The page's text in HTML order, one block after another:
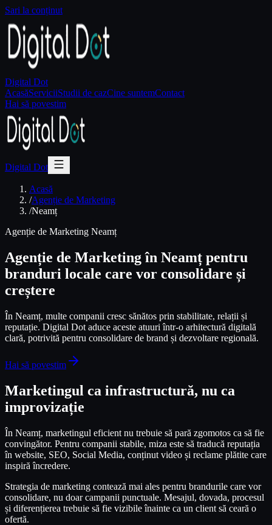
Sari la conținut
Digital Dot
AcasăServiciiStudii de cazCine suntemContact
Hai să povestim
Digital Dot
Acasă
/Agenție de Marketing
/Neamț
Agenție de Marketing Neamț
Agenție de Marketing în Neamț pentru
branduri locale care vor consolidare și
creștere
În Neamț, multe companii cresc sănătos prin stabilitate, relații și
reputație. Digital Dot aduce aceste atuuri într-o arhitectură digitală
clară, potrivită pentru consolidare de brand și dezvoltare regională.
Hai să povestim
Marketingul ca infrastructură, nu ca
improvizație
În Neamț, marketingul eficient nu trebuie să pară zgomotos ca să fie
convingător. Pentru companii stabile, miza este să traducă reputația
în website, SEO, Social Media, conținut video și reclame plătite care
inspiră încredere.
Strategia de marketing contează mai ales pentru brandurile care vor
consolidare, nu doar campanii punctuale. Mesajul, dovada, procesul
și diferențierea trebuie să fie vizibile înainte ca un client să ceară o
ofertă.